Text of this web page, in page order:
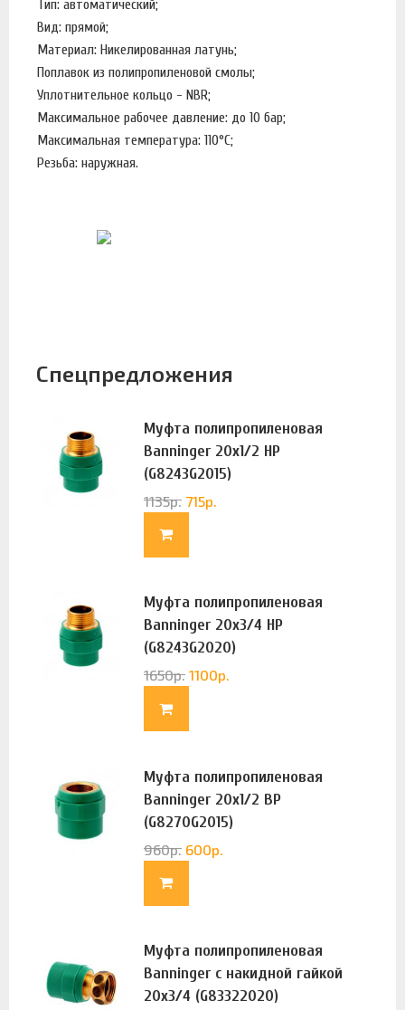
Тип: автоматический;
Вид: прямой;
Материал: Никелированная латунь;
Поплавок из полипропиленовой смолы;
Уплотнительное кольцо - NBR;
Максимальное рабочее давление: до 10 бар;
Максимальная температура: 110°С;
Резьба: наружная.
Спецпредложения
Муфта полипропиленовая
Banninger 20х1/2 НР
(G8243G2015)
1135р. 715р.
Муфта полипропиленовая
Banninger 20х3/4 НР
(G8243G2020)
1650р. 1100р.
Муфта полипропиленовая
Banninger 20х1/2 ВР
(G8270G2015)
960р. 600р.
Муфта полипропиленовая
Banninger с накидной гайкой
20х3/4 (G83322020)